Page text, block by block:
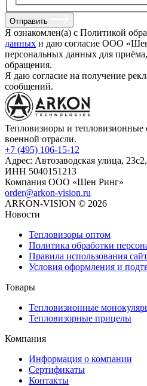
Отправить
Я ознакомлен(а) с Политикой
данных и даю согласие ООО
персональных данных для
обращения.
Я даю согласие на получение
сообщений.
Тепловизиоры и тепловизионные
военной отрасли.
+7 (495) 106-15-12
Адрес: Автозаводская улица,
ИНН 5040151213
Компания ООО «Шен Ринг»
order@arkon-vision.ru
ARKON-VISION © 2026
Новости
Тепловизоры оптом
Политика обработки
Правила использования
Условия оформления и
Товары
Тепловизионные
Тепловизорные прицелы
Компания
Информация о компании
Сертификаты
Контакты